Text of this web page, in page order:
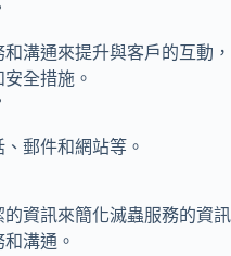
溝通來提升與客戶的互動，
全措施。
郵件和網站等。
資訊來簡化滅蟲服務的資訊
溝通。